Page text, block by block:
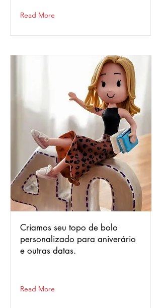
Read More
Criamos seu topo de bolo
personalizado para aniverário
e outras datas.
Read More